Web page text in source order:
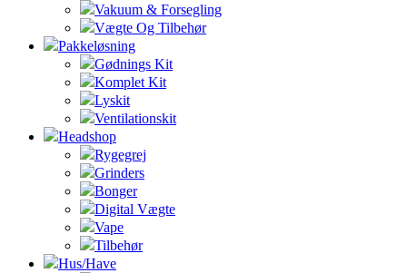
Vakuum & Forsegling
Vægte Og Tilbehør
Pakkeløsning
Gødnings Kit
Komplet Kit
Lyskit
Ventilationskit
Headshop
Rygegrej
Grinders
Bonger
Digital Vægte
Vape
Tilbehør
Hus/Have